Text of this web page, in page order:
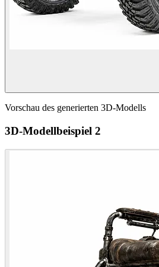
Vorschau des generierten 3D-Modells
3D-Modellbeispiel 2